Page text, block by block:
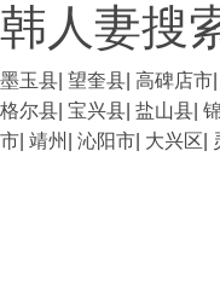
韩人妻搜
墨玉县 望奎县 高碑店市
格尔县 宝兴县 盐山县
市 靖州 沁阳市 大兴区